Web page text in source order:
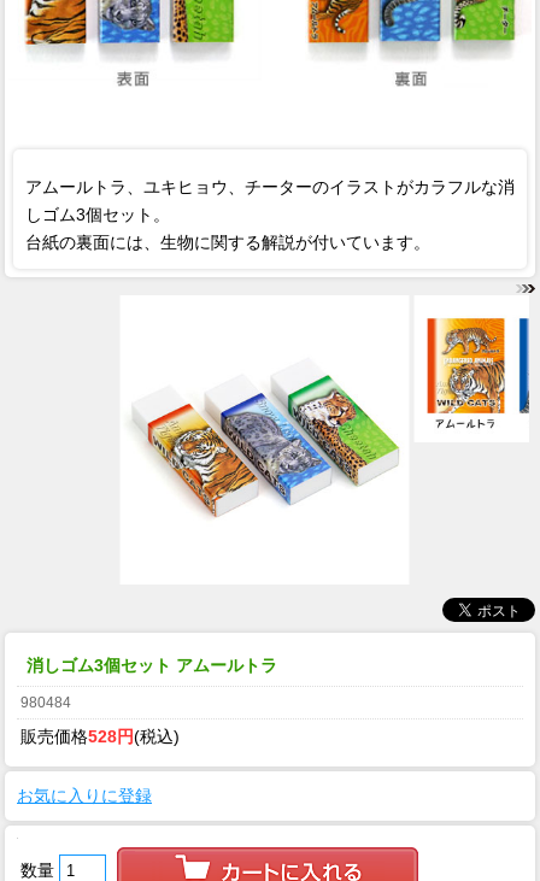
アムールトラ、ユキヒョウ、チーターのイラストがカラフルな消
しゴム3個セット。
台紙の裏面には、生物に関する解説が付いています。
消しゴム3個セット アムールトラ
980484
販売価格528円(税込)
お気に入りに登録
数量